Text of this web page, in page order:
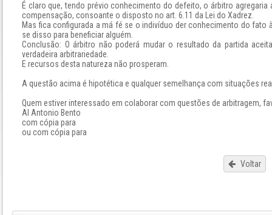
É claro que, tendo prévio conhecimento do defeito, o árbitro
compensação, consoante o disposto no art. 6.11 da Lei do Xadrez.
Mas fica configurada a má fé se o indivíduo der conhecimento do fato
se disso para beneficiar alguém.
Conclusão: O árbitro não poderá mudar o resultado da partida
verdadeira arbitrariedade.
E recursos desta natureza não prosperam.
A questão acima é hipotética e qualquer semelhança com situações
Quem estiver interessado em colaborar com questões de arbitragem,
AI Antonio Bento
com cópia para
ou com cópia para
Voltar